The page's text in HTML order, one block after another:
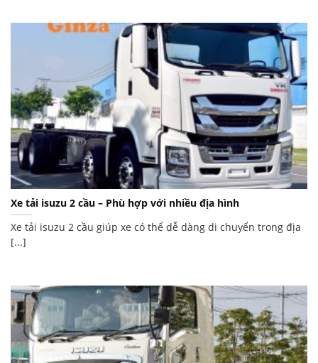
Xe tải isuzu 2 cầu – Phù hợp với nhiều địa hình
Xe tải isuzu 2 cầu giúp xe có thể dễ dàng di chuyển trong địa
[...]